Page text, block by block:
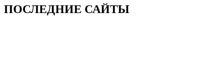
ПОСЛЕДНИЕ САЙТЫ